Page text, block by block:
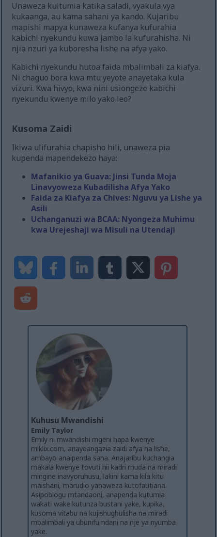
Unaweza kuitumia katika saladi, vyakula vya
kukaanga, au kama sahani ya kando. Kujaribu
mapishi mapya kunaweza kufanya kufurahia
kabichi nyekundu kuwa jambo la kufurahisha. Ni
njia nzuri ya kuboresha lishe na afya yako.
Kabichi nyekundu hutoa faida mbalimbali za kiafya.
Ni chaguo bora kwa mtu yeyote anayetaka kula
vizuri. Kwa hivyo, kwa nini usiongeze kabichi
nyekundu kwenye milo yako leo?
Kusoma Zaidi
Ikiwa ulifurahia chapisho hili, unaweza pia
kupenda mapendekezo haya:
Mafanikio ya Guava: Jinsi Tunda Moja
Linavyoweza Kubadilisha Afya Yako
Faida za Kiafya za Chives: Nguvu ya Lishe ya
Asili
Uchanganuzi wa BCAA: Nyongeza Muhimu
kwa Urejeshaji wa Misuli na Utendaji
Kuhusu Mwandishi
Emily Taylor
Emily ni mwandishi mgeni hapa kwenye
miklix.com, anayeangazia zaidi afya na lishe,
ambayo anaipenda sana. Anajaribu kuchangia
makala kwenye tovuti hii kadri muda na miradi
mingine inavyoruhusu, lakini kama kila kitu
maishani, marudio yanaweza kutofautiana.
Asipoblogu mtandaoni, anapenda kutumia
wakati wake kutunza bustani yake, kupika,
kusoma vitabu na kujishughulisha na miradi
mbalimbali ya ubunifu ndani na nje ya nyumba
yake.